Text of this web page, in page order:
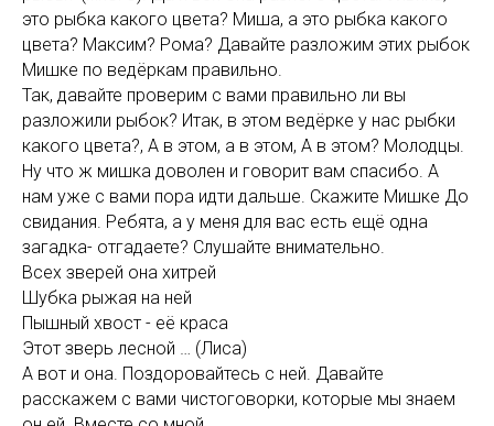
это рыбка какого цвета? Миша, а это рыбка какого
цвета? Максим? Рома? Давайте разложим этих рыбок
Мишке по ведёркам правильно.
Так, давайте проверим с вами правильно ли вы
разложили рыбок? Итак, в этом ведёрке у нас рыбки
какого цвета?, А в этом, а в этом, А в этом? Молодцы.
Ну что ж мишка доволен и говорит вам спасибо. А
нам уже с вами пора идти дальше. Скажите Мишке До
свидания. Ребята, а у меня для вас есть ещё одна
загадка- отгадаете? Слушайте внимательно.
Всех зверей она хитрей
Шубка рыжая на ней
Пышный хвост - её краса
Этот зверь лесной … (Лиса)
А вот и она. Поздоровайтесь с ней. Давайте
расскажем с вами чистоговорки, которые мы знаем